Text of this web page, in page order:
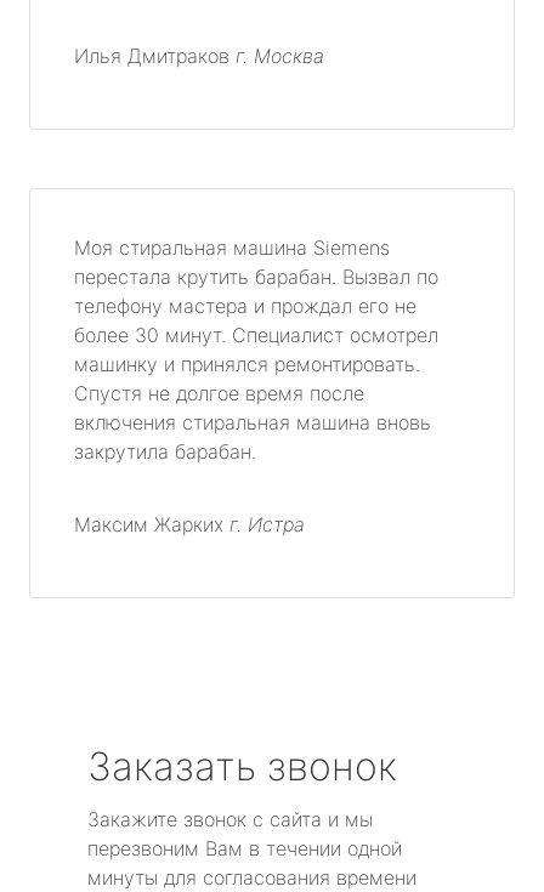
Илья Дмитраков г. Москва
Моя стиральная машина Siemens
перестала крутить барабан. Вызвал по
телефону мастера и прождал его не
более 30 минут. Специалист осмотрел
машинку и принялся ремонтировать.
Спустя не долгое время после
включения стиральная машина вновь
закрутила барабан.
Максим Жарких г. Истра
Заказать звонок
Закажите звонок с сайта и мы
перезвоним Вам в течении одной
минуты для согласования времени